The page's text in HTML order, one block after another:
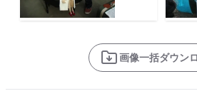
画像一括ダウン